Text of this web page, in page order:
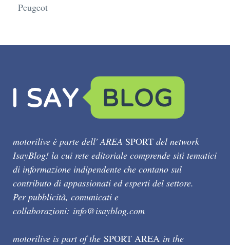
Peugeot
motorilive è parte dell' AREA SPORT del network
IsayBlog! la cui rete editoriale comprende siti tematici
di informazione indipendente che contano sul
contributo di appassionati ed esperti del settore.
Per pubblicità, comunicati e
collaborazioni: info@isayblog.com
motorilive is part of the SPORT AREA in the